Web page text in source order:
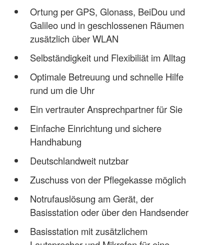
Ortung per GPS, Glonass, BeiDou und
Galileo und in geschlossenen Räumen
zusätzlich über WLAN
Selbständigkeit und Flexibiliät im Alltag
Optimale Betreuung und schnelle Hilfe
rund um die Uhr
Ein vertrauter Ansprechpartner für Sie
Einfache Einrichtung und sichere
Handhabung
Deutschlandweit nutzbar
Zuschuss von der Pflegekasse möglich
Notrufauslösung am Gerät, der
Basisstation oder über den Handsender
Basisstation mit zusätzlichem